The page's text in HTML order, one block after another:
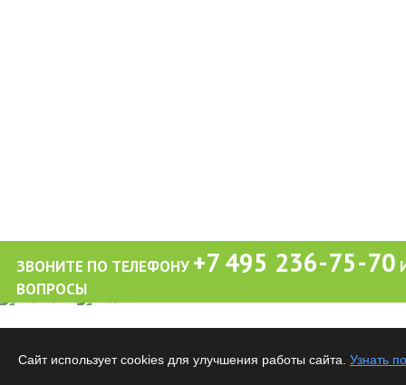
ЗВОНИТЕ ПО ТЕЛЕФОНУ +7 495 236-75-70
ВОПРОСЫ
Все материалы данного сайта являются объектами авторского права. Запрещается
Сайт использует cookies для улучшения работы сайта. Узнать